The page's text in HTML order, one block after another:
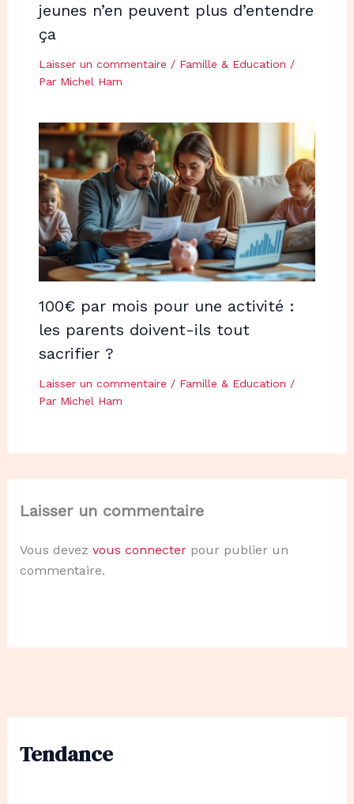
Tendance
jeunes n’en peuvent plus d’entendre
ça
Laisser un commentaire / Famille & Education /
Par Michel Ham
100€ par mois pour une activité :
les parents doivent-ils tout
sacrifier ?
Laisser un commentaire / Famille & Education /
Par Michel Ham
Laisser un commentaire
Vous devez vous connecterpour publier un
commentaire.